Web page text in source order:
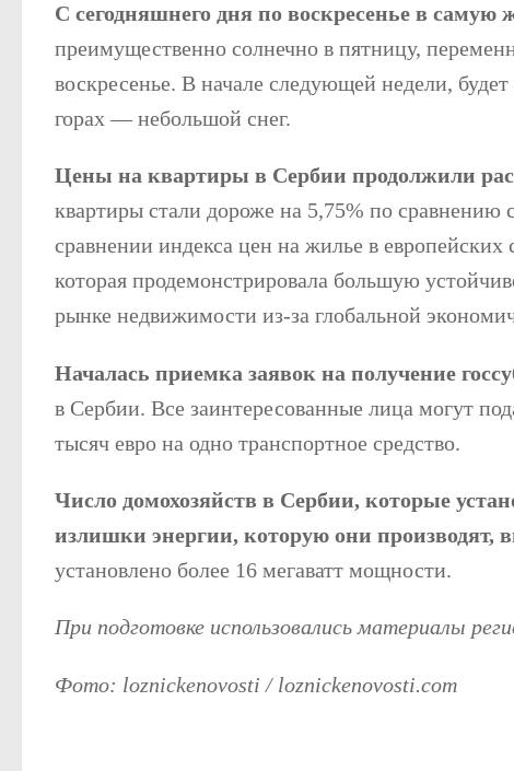
С сегодняшнего дня по воскресенье в самую
преимущественно солнечно в пятницу,
воскресенье. В начале следующей недели,
горах — небольшой снег.
Цены на квартиры в Сербии продолжили
квартиры стали дороже на 5,75% по
сравнении индекса цен на жилье в
которая продемонстрировала большую
рынке недвижимости из-за глобальной
Началась приемка заявок на получение
в Сербии. Все заинтересованные лица могут
тысяч евро на одно транспортное средство.
Число домохозяйств в Сербии, которые
излишки энергии, которую они производят,
установлено более 16 мегаватт мощности.
При подготовке использовались материалы
Фото: loznickenovosti / loznickenovosti.com